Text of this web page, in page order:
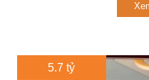
5.7 tỷ